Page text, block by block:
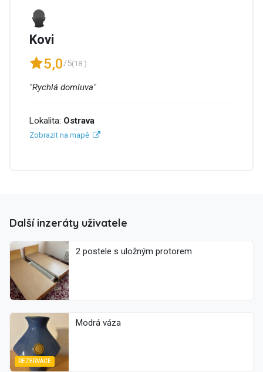
Kovi
5,0/5(18 )
"Rychlá domluva"
Lokalita: Ostrava
Zobrazit na mapě
Další inzeráty uživatele
2 postele s uložným protorem
REZERVACE
Modrá váza